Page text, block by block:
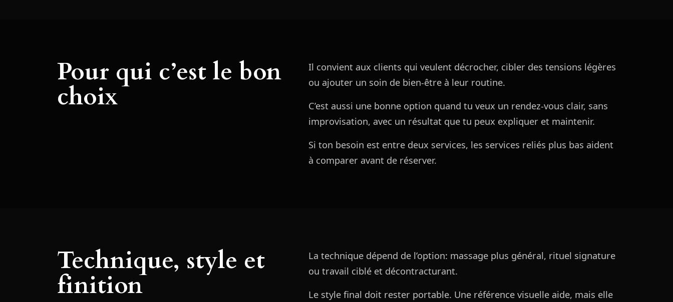
Pour qui c’est le bon
choix
Il convient aux clients qui veulent décrocher, cibler des tensions légères
ou ajouter un soin de bien-être à leur routine.
C’est aussi une bonne option quand tu veux un rendez-vous clair, sans
improvisation, avec un résultat que tu peux expliquer et maintenir.
Si ton besoin est entre deux services, les services reliés plus bas aident
à comparer avant de réserver.
Technique, style et
finition
La technique dépend de l’option: massage plus général, rituel signature
ou travail ciblé et décontracturant.
Le style final doit rester portable. Une référence visuelle aide, mais elle